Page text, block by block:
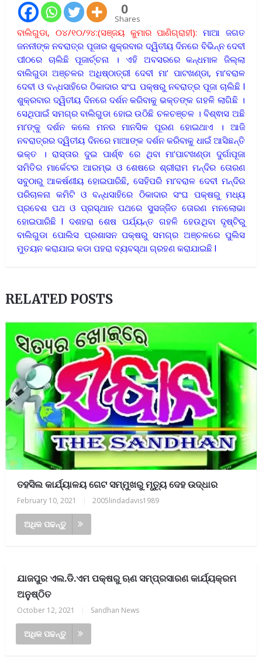
0
Shares
ବାଲିଗୁଡା, ୦୪/୧୦/୨୪:(ସଞ୍ଜୟ କୁମାର ପାଣିଗ୍ରାହୀ): ମାଆ ଜଗତ
ଜନନୀଙ୍କ ନବରାତ୍ର ପୂଜାର ଶୁକ୍ରବାର ଦ୍ୱିତୀୟ ଦିନରେ ବିଭିନ୍ନ ଦେବୀ
ପୀଠରେ ଚାଲିଛି ପୂଜାର୍ଚ୍ଚନା । ଏହି ଅବସରରେ କନ୍ଧମାଳ ଜିଲ୍ଲା
ବାଲିଗୁଡା ଅଞ୍ଚଳର ଅଧିଷ୍ଠାତ୍ରୀ ଦେବୀ ମା’ ପାଟଖଣ୍ଡା, ମା’ବରାଳ
ଦେବୀ ଓ ବନ୍ଧସାହିରେ ଠିକାଦାର ସଂଘ ପକ୍ଷରୁ ନବରାତ୍ର ପୂଜା ଚାଲିଛି l
ଶୁକ୍ରବାର ଦ୍ୱିତୀୟ ଦିନରେ ଦର୍ଶନ କରିବାକୁ ଭକ୍ତଙ୍କ ଗହଳି ଲାଗିଛି ।
ସେଥିପାଇଁ ସମଗ୍ର ବାଲିଗୁଡା ହୋଇ ଉଠିଛି ଚଳଚଞ୍ଚଳ । ବିଶ୍ଵାସ ଅଛି
ମା’ଙ୍କୁ ଦର୍ଶନ କଲେ ମନର ମାନସିକ ପୂରଣ ହୋଇଥାଏ । ଆଜି
ନବରାତ୍ରର ଦ୍ୱିତୀୟ ଦିନରେ ମାଆଙ୍କ ଦର୍ଶନ କରିବାକୁ ଧାଇଁ ଆସିଛନ୍ତି
ଭକ୍ତ । ରାସ୍ତାର ଦୁଇ ପାର୍ଶ୍ଵ ରେ ଥିବା ମା’ପାଟଖଣ୍ଡା ଦୁର୍ଗାପୂଜା
ସମିତିର ମାର୍କେଟର ଆରମ୍ଭ ଓ ଶେଷରେ ଶ୍ରୀରାମ ମନ୍ଦିର ତୋରଣ
ସବୁଠାରୁ ଆକର୍ଷଣୀୟ ହୋଇପାରିଛି, ସେହିପରି ମା’ବରାଳ ଦେବୀ ମନ୍ଦିର
ପରିଚାଳନା କମିଟି ଓ ବନ୍ଧସାହିରେ ଠିକାଦାର ସଂଘ ପକ୍ଷରୁ ମଧ୍ୟ
ପ୍ରବେଶ ପଥ ଓ ପ୍ରସ୍ଥାନ ପଥରେ ସୁସଜ୍ଜିତ ତୋରଣ ମନଲୋଭା
ହୋଇପାରିଛି l ଦଶହରା ଶେଷ ପର୍ଯ୍ୟନ୍ତ ଗହଳି ହେଉଥିବା ଦୃଷ୍ଟିରୁ
ବାଲିଗୁଡା ପୋଲିସ ପ୍ରଶାସନ ପକ୍ଷରୁ ସମଗ୍ର ଅଞ୍ଚଳରେ ପୁଲିସ
ମୁତୟନ କରାଯାଇ କଡା ପହରା ବ୍ୟବସ୍ଥା ଗ୍ରହଣ କରାଯାଇଛି l
RELATED POSTS
ତହସିଲ କାର୍ଯ୍ୟାଳୟ ଗେଟ ସମ୍ମୁଖରୁ ମୃତ୍ୟୁ ଦେହ ଉଦ୍ଧାର
February 10, 2021 2005lindadavis1989
ଅଧିକ ପଢନ୍ତୁ
ଯାଜପୁର ଏଲ.ଡି.ଏମ ପକ୍ଷରୁ ଋଣ ସମ୍ପ୍ରସାରଣ କାର୍ଯ୍ୟକ୍ରମ
ଅନୁଷ୍ଠିତ
October 12, 2021 Sandhan News
ଅଧିକ ପଢନ୍ତୁ